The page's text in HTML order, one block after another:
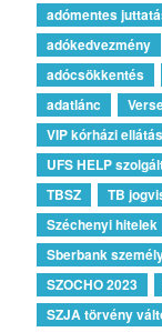
adómentes
adókedvezmény
adócsökkentés
adatlánc
VIP kórházi ellátás
UFS HELP
TBSZ
TB
Széchenyi hitelek
Sberbank
SZOCHO 2023
SZJA törvény